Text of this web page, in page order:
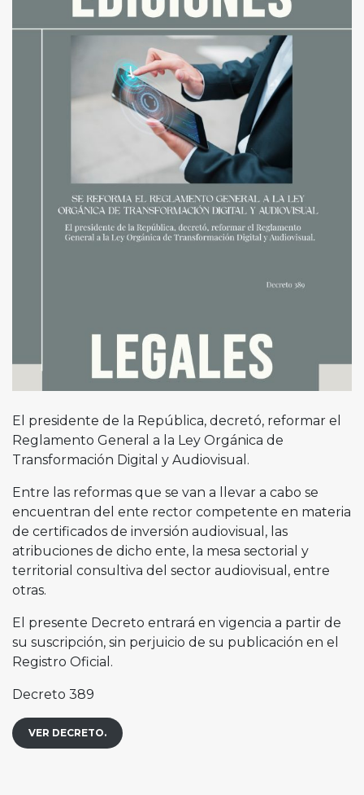
El presidente de la República, decretó, reformar el
Reglamento General a la Ley Orgánica de
Transformación Digital y Audiovisual.
Entre las reformas que se van a llevar a cabo se
encuentran del ente rector competente en materia
de certificados de inversión audiovisual, las
atribuciones de dicho ente, la mesa sectorial y
territorial consultiva del sector audiovisual, entre
otras.
El presente Decreto entrará en vigencia a partir de
su suscripción, sin perjuicio de su publicación en el
Registro Oficial.
Decreto 389
VER DECRETO.